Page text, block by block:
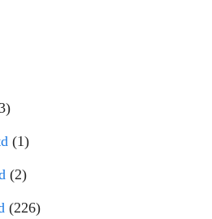
(1)
(2)
(226)